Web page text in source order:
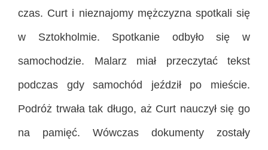
czas. Curt i nieznajomy mężczyzna spotkali się
w Sztokholmie. Spotkanie odbyło się w
samochodzie. Malarz miał przeczytać tekst
podczas gdy samochód jeździł po mieście.
Podróż trwała tak długo, aż Curt nauczył się go
na pamięć. Wówczas dokumenty zostały